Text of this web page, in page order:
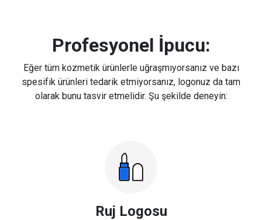
Profesyonel İpucu:
Eğer tüm kozmetik ürünlerle uğraşmıyorsanız ve bazı
spesifik ürünleri tedarik etmiyorsanız, logonuz da tam
olarak bunu tasvir etmelidir. Şu şekilde deneyin:
Ruj Logosu